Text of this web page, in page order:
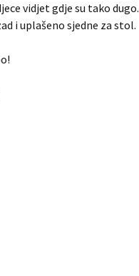
vidjet gdje su tako dugo.
i uplašeno sjedne za stol.